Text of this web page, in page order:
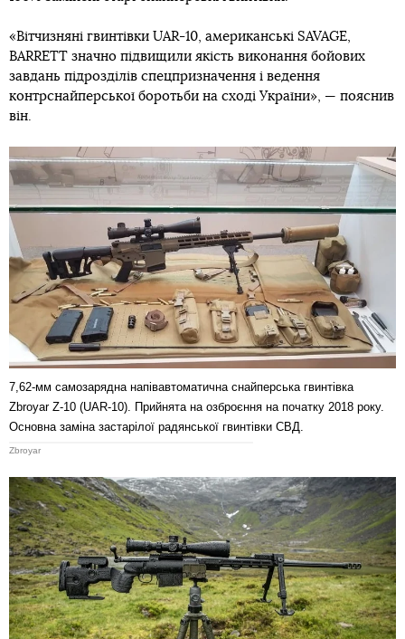
«Вітчизняні гвинтівки UAR-10, американські SAVAGE,
BARRETT значно підвищили якість виконання бойових
завдань підрозділів спецпризначення і ведення
контрснайперської боротьби на сході України», — пояснив
він.
7,62-мм самозарядна напівавтоматична снайперська гвинтівка
Zbroyar Z-10 (UAR-10). Прийнята на озброєння на початку 2018 року.
Основна заміна застарілої радянської гвинтівки СВД.
Zbroyar